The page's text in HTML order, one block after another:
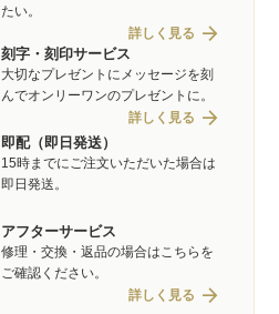
たい。
詳しく見る arrow_forward
刻字・刻印サービス
大切なプレゼントにメッセージを刻
んでオンリーワンのプレゼントに。
詳しく見る arrow_forward
即配（即日発送）
15時までにご注文いただいた場合は
即日発送。
アフターサービス
修理・交換・返品の場合はこちらを
ご確認ください。
詳しく見る arrow_forward